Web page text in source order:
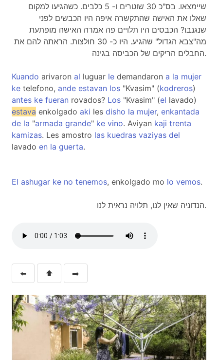
שיימצאו. בס"כ 30 שוטרים ו- 5 כלבים. כשהגיעו למקום
שאלו את האישה שהתקשרה איפה היו הכבשים לפני
שנגנבו? הכבסים היו תלויים פה אמרה האישה מופתעת
מה"צבא הגדול" שהגיע. היו כ- 30 חולצות. הראתה להם את
החבלים הריקים של הכביסה בגינה.
Kuando arivaron al luguar le demandaron a la mujer
ke telefono, ande estavan los "Kvasim" (kodreros)
antes ke fueran rovados? Los "Kvasim" (el lavado)
estava enkolgado aki les disho la mujer, enkantada
de la "armada grande" ke vino. Aviyan kaji trenta
kamizas. Les amostro las kuedras vaziyas del
lavado en la guerta.
El ashugar ke no tenemos, enkolgado mo lo vemos.
הנדוניה שאין לנו, תלויה נראית לנו.
⬅️ ⬆️ ➡️